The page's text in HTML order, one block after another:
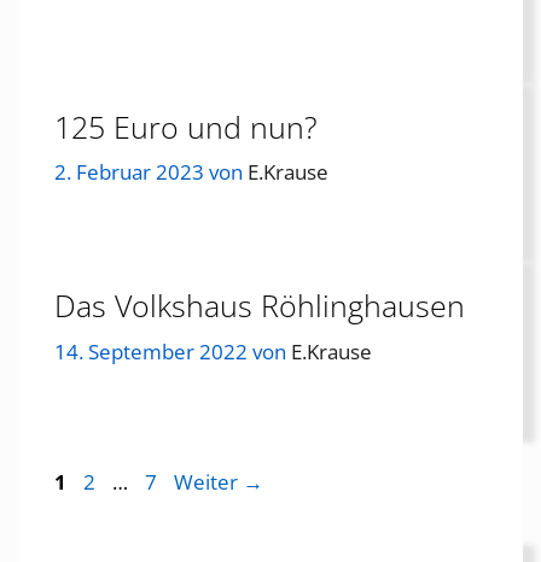
125 Euro und nun?
2. Februar 2023 von E.Krause
Das Volkshaus Röhlinghausen
14. September 2022 von E.Krause
Seite
1 Seite
2 … Seite
7 Weiter →